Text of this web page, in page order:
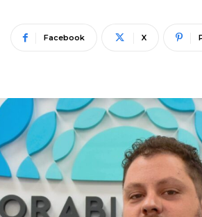
Facebook X